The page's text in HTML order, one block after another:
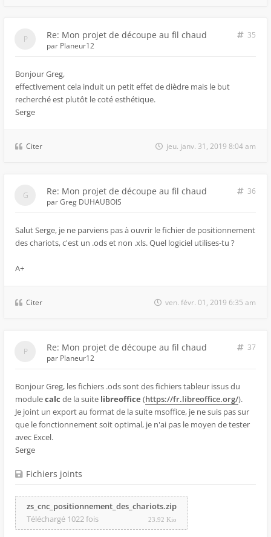
Re: Mon projet de découpe au fil chaud
35
par Planeur12
Bonjour Greg,
effectivement cela induit un petit effet de dièdre mais le but
recherché est plutôt le coté esthétique.
Serge
Citer jeu. janv. 31, 2019 8:04 am
Re: Mon projet de découpe au fil chaud
36
parGreg DUHAUBOIS
Salut Serge, je ne parviens pas à ouvrir le fichier de positionnement
des chariots, c'est un .ods et non .xls. Quel logiciel utilises-tu ?
A+
Citer ven. févr. 01, 2019 6:35 am
Re: Mon projet de découpe au fil chaud
37
par Planeur12
Bonjour Greg, les fichiers .ods sont des fichiers tableur issus du
modulecalc de la suite libreoffice (https://fr.libreoffice.org/).
Je joint un export au format de la suite msoffice, je ne suis pas sur
que le fonctionnement soit optimal, je n'ai pas le moyen de tester
avec Excel.
Serge
Fichiers joints
zs_cnc_positionnement_des_chariots.zip
Téléchargé 1022 fois
23.92 Kio